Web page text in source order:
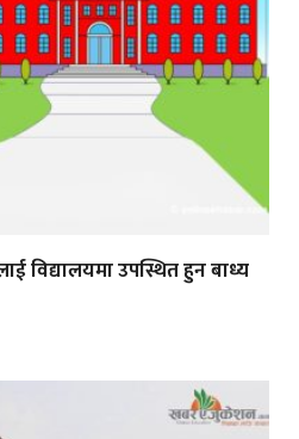
विद्यालयमा उपस्थित हुन बाध्य